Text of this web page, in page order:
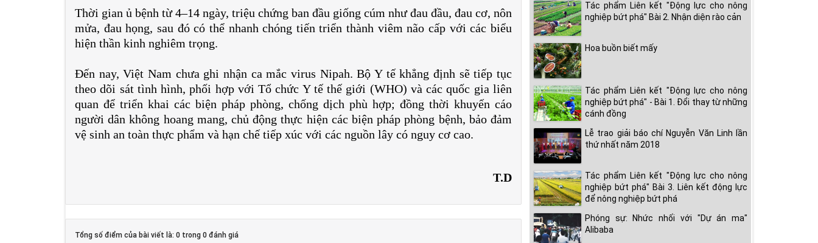
Thời gian ủ bệnh từ 4–14 ngày, triệu chứng ban đầu giống cúm như đau đầu, đau cơ, nôn
mửa, đau họng, sau đó có thể nhanh chóng tiến triển thành viêm não cấp với các biểu
hiện thần kinh nghiêm trọng.
Đến nay, Việt Nam chưa ghi nhận ca mắc virus Nipah. Bộ Y tế khẳng định sẽ tiếp tục
theo dõi sát tình hình, phối hợp với Tổ chức Y tế thế giới (WHO) và các quốc gia liên
quan để triển khai các biện pháp phòng, chống dịch phù hợp; đồng thời khuyến cáo
người dân không hoang mang, chủ động thực hiện các biện pháp phòng bệnh, bảo đảm
vệ sinh an toàn thực phẩm và hạn chế tiếp xúc với các nguồn lây có nguy cơ cao.
T.D
Tổng số điểm của bài viết là: 0 trong 0 đánh giá
Tác phẩm Liên kết "Động lực cho nông
nghiệp bứt phá" Bài 2. Nhận diện rào cản
Hoa buồn biết mấy
Tác phẩm Liên kết "Động lực cho nông
nghiệp bứt phá" - Bài 1. Đổi thay từ những
cánh đồng
Lễ trao giải báo chí Nguyễn Văn Linh lần
thứ nhất năm 2018
Tác phẩm Liên kết "Động lực cho nông
nghiệp bứt phá" Bài 3. Liên kết động lực
để nông nghiệp bứt phá
Phóng sự: Nhức nhối với "Dự án ma"
Alibaba